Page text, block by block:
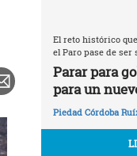
El reto histórico
el Paro pase de
Parar para
para un
Piedad Córdoba